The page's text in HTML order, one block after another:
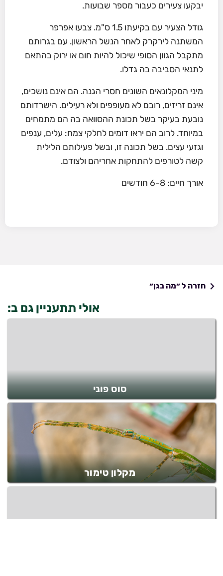
יבקעו צעירים כעבור מספר שבועות.
גודל הצעיר עם בקיעתו 1.5 ס"מ. צבעו אפרפר
המשתנה לירקרק לאחר הנשל הראשון. עם בגרותם
מתקבל הגוון הסופי שיכול להיות חום או ירוק בהתאם
לתנאי הסביבה בה גדלו.
מיני המקלונאים השונים חסרי הגנה. הם אינם נושכים,
אינם זריזים, רובם לא מעופפים ולא רעילים. הישרדותם
נובעת בעיקר בשל תכונת ההסוואה בה הם מתמחים
במיוחד. לרוב הם יראו דומים לחלקי צמח: עלים, ענפים
וגזעי עצים. בשל תכונה זו, ובשל פעילותם הלילית
קשה לטורפים להתחקות אחריהם ולצודם.
אורך חיים: 6-8 חודשים
חזרה ל ״מה בגן״
אולי תתעניין גם ב:
סוס פוני
מקלון טימור